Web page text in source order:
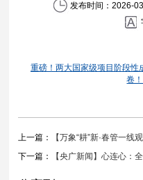
发布时间：2026-
重磅！两大国家级项目阶段性
卷
上一篇：
【万象“耕”新·春管一线
下一篇：
【央广新闻】心连心：